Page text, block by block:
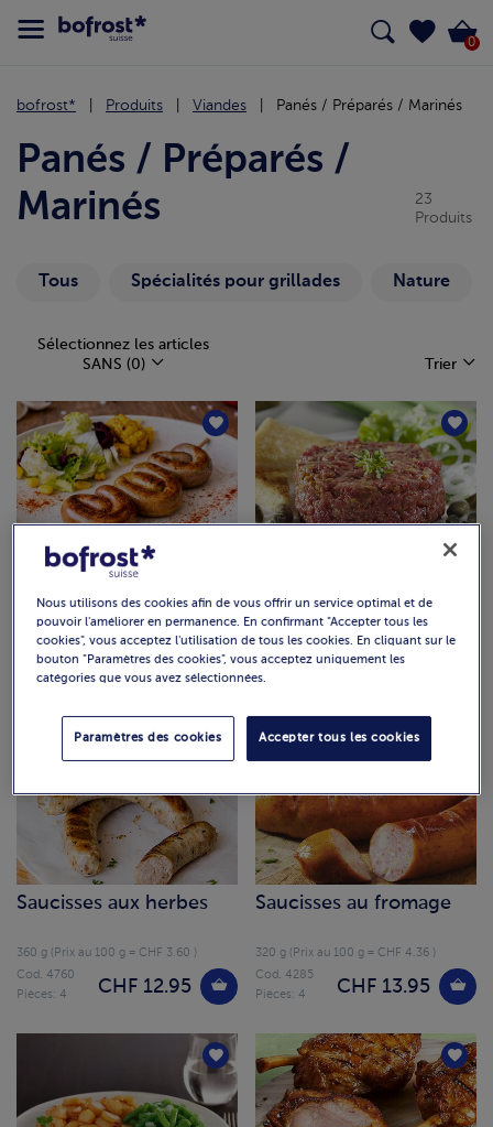
0
bofrost* Produits Viandes Panés / Préparés / Marinés
Panés / Préparés /
Marinés
23
Produits
Tous Spécialités pour grillades Nature
Sélectionnez les articles
SANS (0) Trier
240 g (Prix au 100 g = CHF 5.15 )
CHF 12.35
Cod. 4761
Pièces: 2
380 g (Prix au 100 g = CHF 7.59 )
CHF 28.85
Cod. 4839
Saucisses aux herbes
360 g (Prix au 100 g = CHF 3.60 )
CHF 12.95
Cod. 4760
Pièces: 4
Saucisses au fromage
320 g (Prix au 100 g = CHF 4.36 )
CHF 13.95
Cod. 4285
Pièces: 4
Nous utilisons des cookies afin de vous offrir un service optimal et de
pouvoir l'améliorer en permanence. En confirmant "Accepter tous les
cookies", vous acceptez l'utilisation de tous les cookies. En cliquant sur le
bouton "Paramètres des cookies", vous acceptez uniquement les
catégories que vous avez sélectionnées.
Accepter tous les cookies
Paramètres des cookies